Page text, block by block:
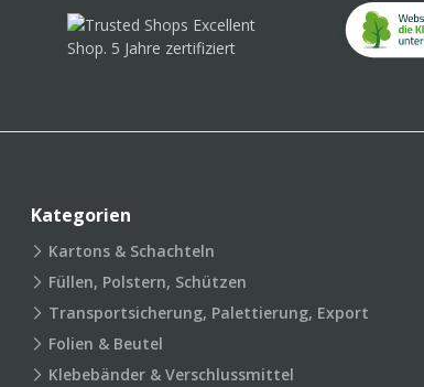
Kategorien
Kartons & Schachteln
Füllen, Polstern, Schützen
Transportsicherung, Palettierung, Export
Folien & Beutel
Klebebänder & Verschlussmittel